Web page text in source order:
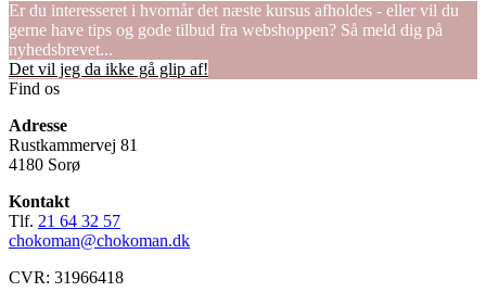
Er du interesseret i hvornår det næste kursus afholdes - eller vil du
gerne have tips og gode tilbud fra webshoppen? Så meld dig på
nyhedsbrevet...
Det vil jeg da ikke gå glip af!
Find os
Adresse
Rustkammervej 81
4180 Sorø
Kontakt
Tlf. 21 64 32 57
chokoman@chokoman.dk
CVR: 31966418